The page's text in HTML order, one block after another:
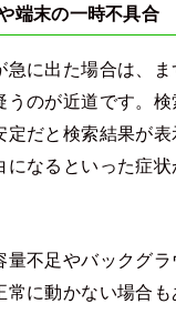
端末の一時不具合
急に出た場合は、
うのが近道です。
定だと検索結果が
になるといった症
量不足やバックグ
に動かない場合も